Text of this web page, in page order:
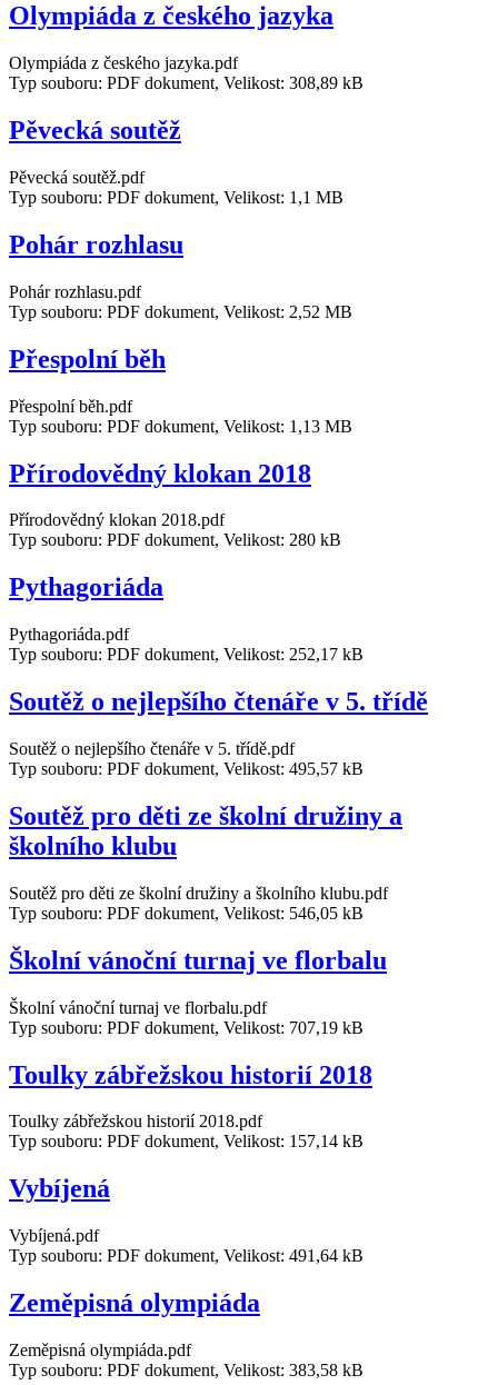
Olympiáda z českého jazyka
Olympiáda z českého jazyka.pdf
Typ souboru: PDF dokument, Velikost: 308,89 kB
Pěvecká soutěž
Pěvecká soutěž.pdf
Typ souboru: PDF dokument, Velikost: 1,1 MB
Pohár rozhlasu
Pohár rozhlasu.pdf
Typ souboru: PDF dokument, Velikost: 2,52 MB
Přespolní běh
Přespolní běh.pdf
Typ souboru: PDF dokument, Velikost: 1,13 MB
Přírodovědný klokan 2018
Přírodovědný klokan 2018.pdf
Typ souboru: PDF dokument, Velikost: 280 kB
Pythagoriáda
Pythagoriáda.pdf
Typ souboru: PDF dokument, Velikost: 252,17 kB
Soutěž o nejlepšího čtenáře v 5. třídě
Soutěž o nejlepšího čtenáře v 5. třídě.pdf
Typ souboru: PDF dokument, Velikost: 495,57 kB
Soutěž pro děti ze školní družiny a
školního klubu
Soutěž pro děti ze školní družiny a školního klubu.pdf
Typ souboru: PDF dokument, Velikost: 546,05 kB
Školní vánoční turnaj ve florbalu
Školní vánoční turnaj ve florbalu.pdf
Typ souboru: PDF dokument, Velikost: 707,19 kB
Toulky zábřežskou historií 2018
Toulky zábřežskou historií 2018.pdf
Typ souboru: PDF dokument, Velikost: 157,14 kB
Vybíjená
Vybíjená.pdf
Typ souboru: PDF dokument, Velikost: 491,64 kB
Zeměpisná olympiáda
Zeměpisná olympiáda.pdf
Typ souboru: PDF dokument, Velikost: 383,58 kB